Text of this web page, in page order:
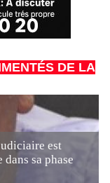
DE LA
est
sa phase